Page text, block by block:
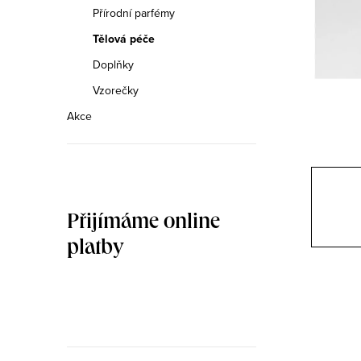
l
Přírodní parfémy
Tělová péče
Doplňky
Vzorečky
Akce
Přijímáme online
platby